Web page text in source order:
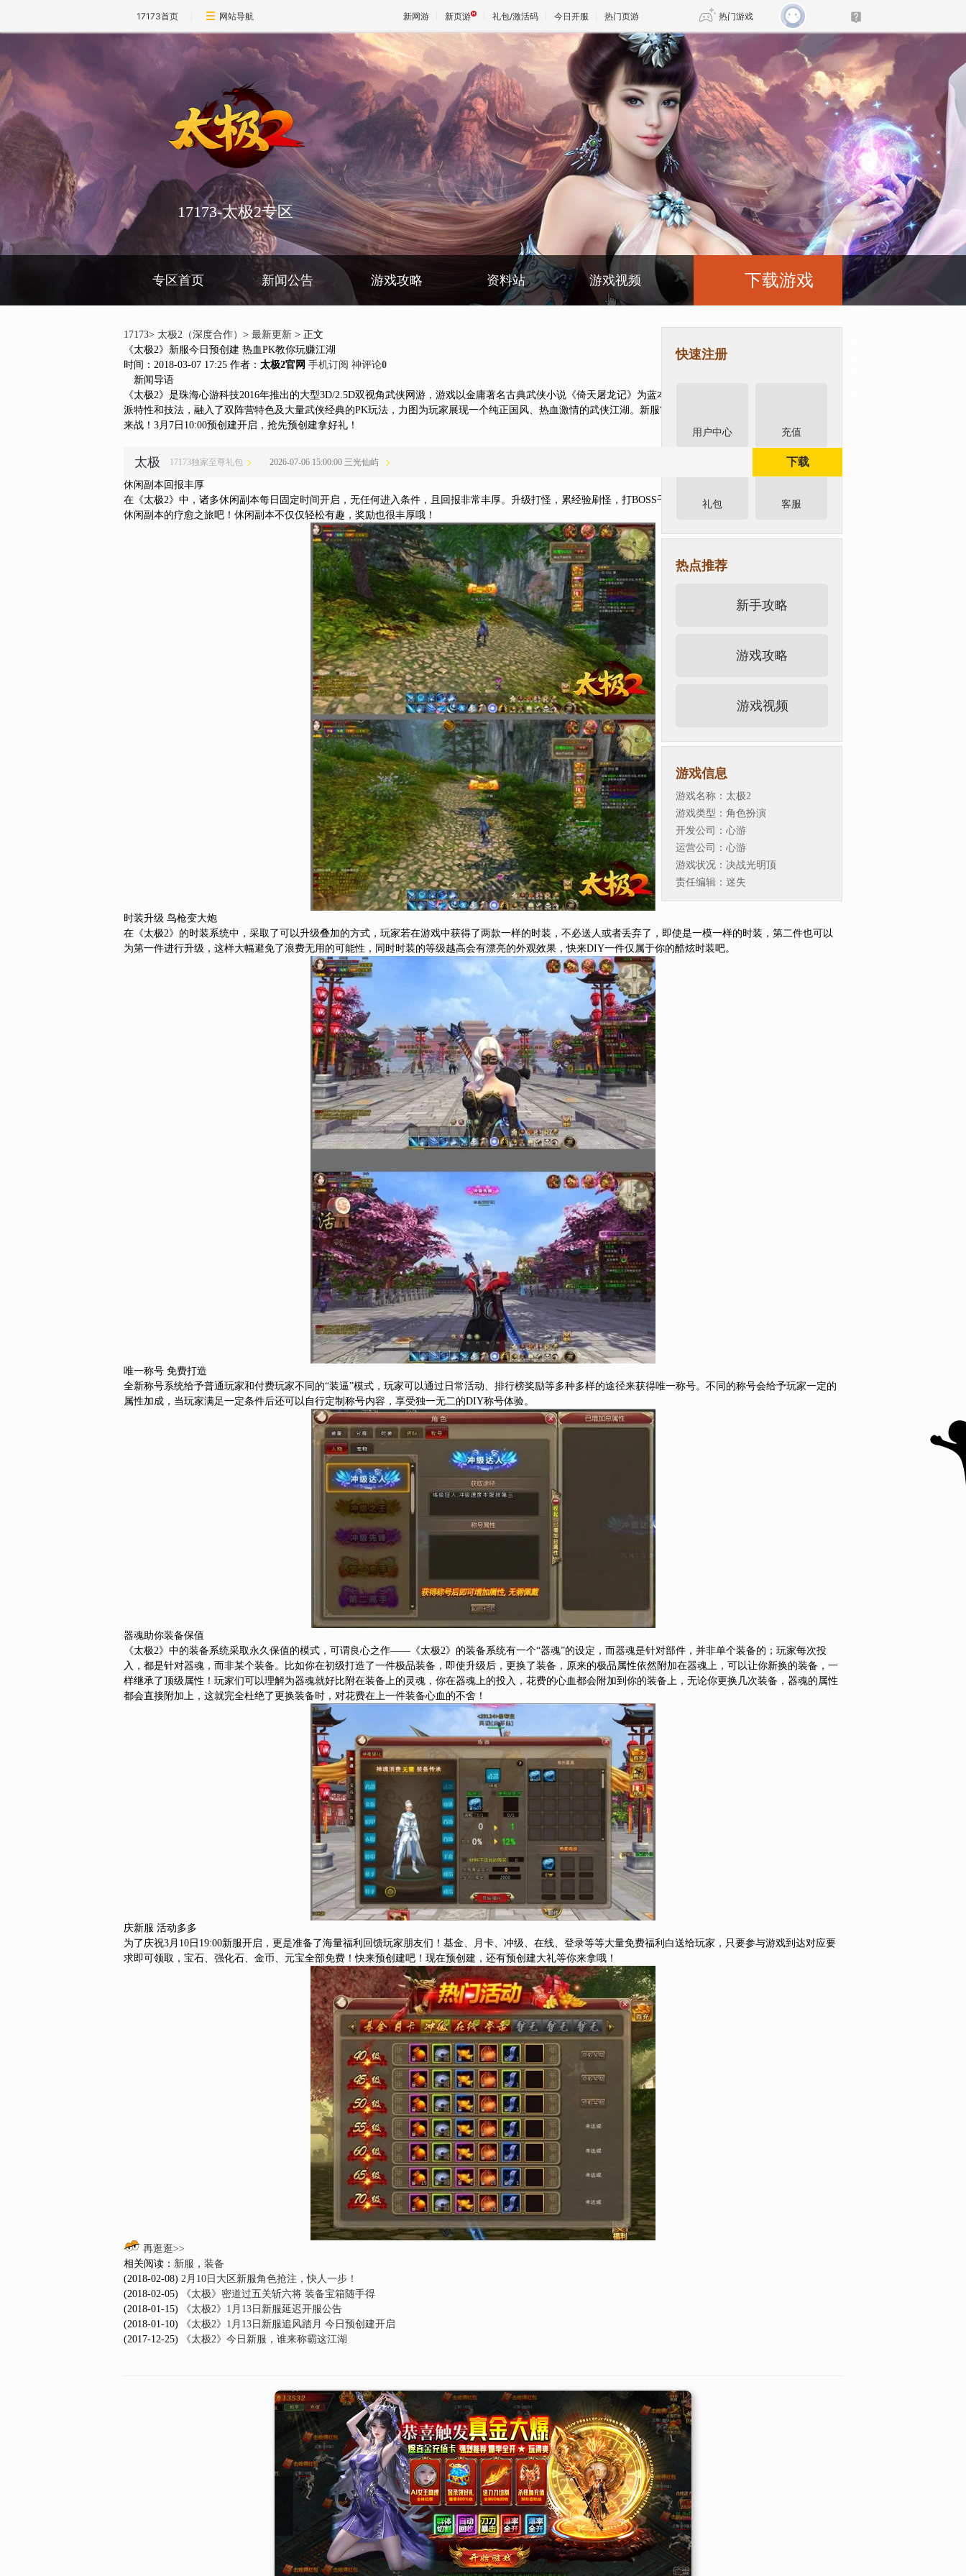
17173首页 网站导航 新网游 新页游 礼包/激活码 今日开服 热门页游 热门游戏
魔兽 DNF 传奇4
剑网3旗舰版 新天龙八部
王权与自由 诛仙世界 新仙侠5
17173-太极2专区
专区首页 新闻公告 游戏攻略 资料站 游戏视频 下载游戏
17173> 太极2（深度合作） > 最新更新 > 正文
《太极2》新服今日预创建 热血PK教你玩赚江湖
时间：2018-03-07 17:25 作者： 太极2官网 手机订阅 神评论0
新闻导语
《太极2》是珠海心游科技2016年推出的大型3D/2.5D双视角武侠网游，游戏以金庸著名古典武侠小说《倚天屠龙记》为蓝本，还原小说剧情，精细地刻画了多种门
派特性和技法，融入了双阵营特色及大量武侠经典的PK玩法，力图为玩家展现一个纯正国风、热血激情的武侠江湖。新服“侠影无踪”3月10日火爆开启,热血PK等你
来战！3月7日10:00预创建开启，抢先预创建拿好礼！
太极 17173独家至尊礼包 2026-07-06 15:00:00 三光仙屿 下载
休闲副本回报丰厚
在《太极2》中，诸多休闲副本每日固定时间开启，无任何进入条件，且回报非常丰厚。升级打怪，累经验刷怪，打BOSS干架之余，放松一下紧绷的神经，来一次
休闲副本的疗愈之旅吧！休闲副本不仅仅轻松有趣，奖励也很丰厚哦！
时装升级 鸟枪变大炮
在《太极2》的时装系统中，采取了可以升级叠加的方式，玩家若在游戏中获得了两款一样的时装，不必送人或者丢弃了，即使是一模一样的时装，第二件也可以
为第一件进行升级，这样大幅避免了浪费无用的可能性，同时时装的等级越高会有漂亮的外观效果，快来DIY一件仅属于你的酷炫时装吧。
唯一称号 免费打造
全新称号系统给予普通玩家和付费玩家不同的“装逼”模式，玩家可以通过日常活动、排行榜奖励等多种多样的途径来获得唯一称号。不同的称号会给予玩家一定的
属性加成，当玩家满足一定条件后还可以自行定制称号内容，享受独一无二的DIY称号体验。
器魂助你装备保值
《太极2》中的装备系统采取永久保值的模式，可谓良心之作——《太极2》的装备系统有一个“器魂”的设定，而器魂是针对部件，并非单个装备的；玩家每次投
入，都是针对器魂，而非某个装备。比如你在初级打造了一件极品装备，即使升级后，更换了装备，原来的极品属性依然附加在器魂上，可以让你新换的装备，一
样继承了顶级属性！玩家们可以理解为器魂就好比附在装备上的灵魂，你在器魂上的投入，花费的心血都会附加到你的装备上，无论你更换几次装备，器魂的属性
都会直接附加上，这就完全杜绝了更换装备时，对花费在上一件装备心血的不舍！
庆新服 活动多多
为了庆祝3月10日19:00新服开启，更是准备了海量福利回馈玩家朋友们！基金、月卡、冲级、在线、登录等等大量免费福利白送给玩家，只要参与游戏到达对应要
求即可领取，宝石、强化石、金币、元宝全部免费！快来预创建吧！现在预创建，还有预创建大礼等你来拿哦！
再逛逛>>
相关阅读： 新服 ， 装备
(2018-02-08) 2月10日大区新服角色抢注，快人一步！
(2018-02-05)
《太极》密道过五关斩六将 装备宝箱随手得
(2018-01-15)
《太极2》1月13日新服延迟开服公告
(2018-01-10)
《太极2》1月13日新服追风踏月 今日预创建开启
(2017-12-25)
《太极2》今日新服，谁来称霸这江湖
快速注册
用户中心 充值
礼包 客服
热点推荐
新手攻略
游戏攻略
游戏视频
游戏信息
游戏名称： 太极2
游戏类型： 角色扮演
开发公司： 心游
运营公司： 心游
游戏状况： 决战光明顶
责任编辑： 迷失